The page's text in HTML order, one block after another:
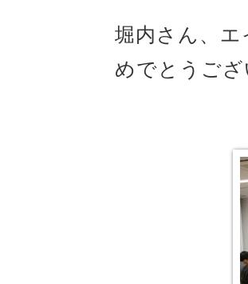
堀内さん、
めでとうご